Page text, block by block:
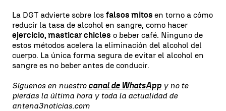
La DGT advierte sobre los falsos mitos en torno a cómo
reducir la tasa de alcohol en sangre, como hacer
ejercicio, masticar chicles o beber café. Ninguno de
estos métodos acelera la eliminación del alcohol del
cuerpo. La única forma segura de evitar el alcohol en
sangre es no beber antes de conducir.
Síguenos en nuestro canal de WhatsApp y no te
pierdas la última hora y toda la actualidad de
antena3noticias.com